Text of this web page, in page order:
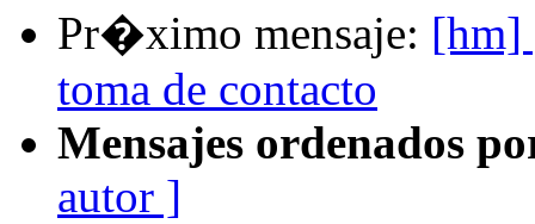
Pr�ximo mensaje: [hm]
toma de contacto
Mensajes ordenados
autor ]